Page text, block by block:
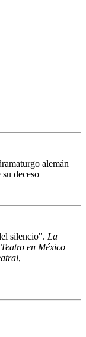
alemán
deceso
silencio". La
en México
,